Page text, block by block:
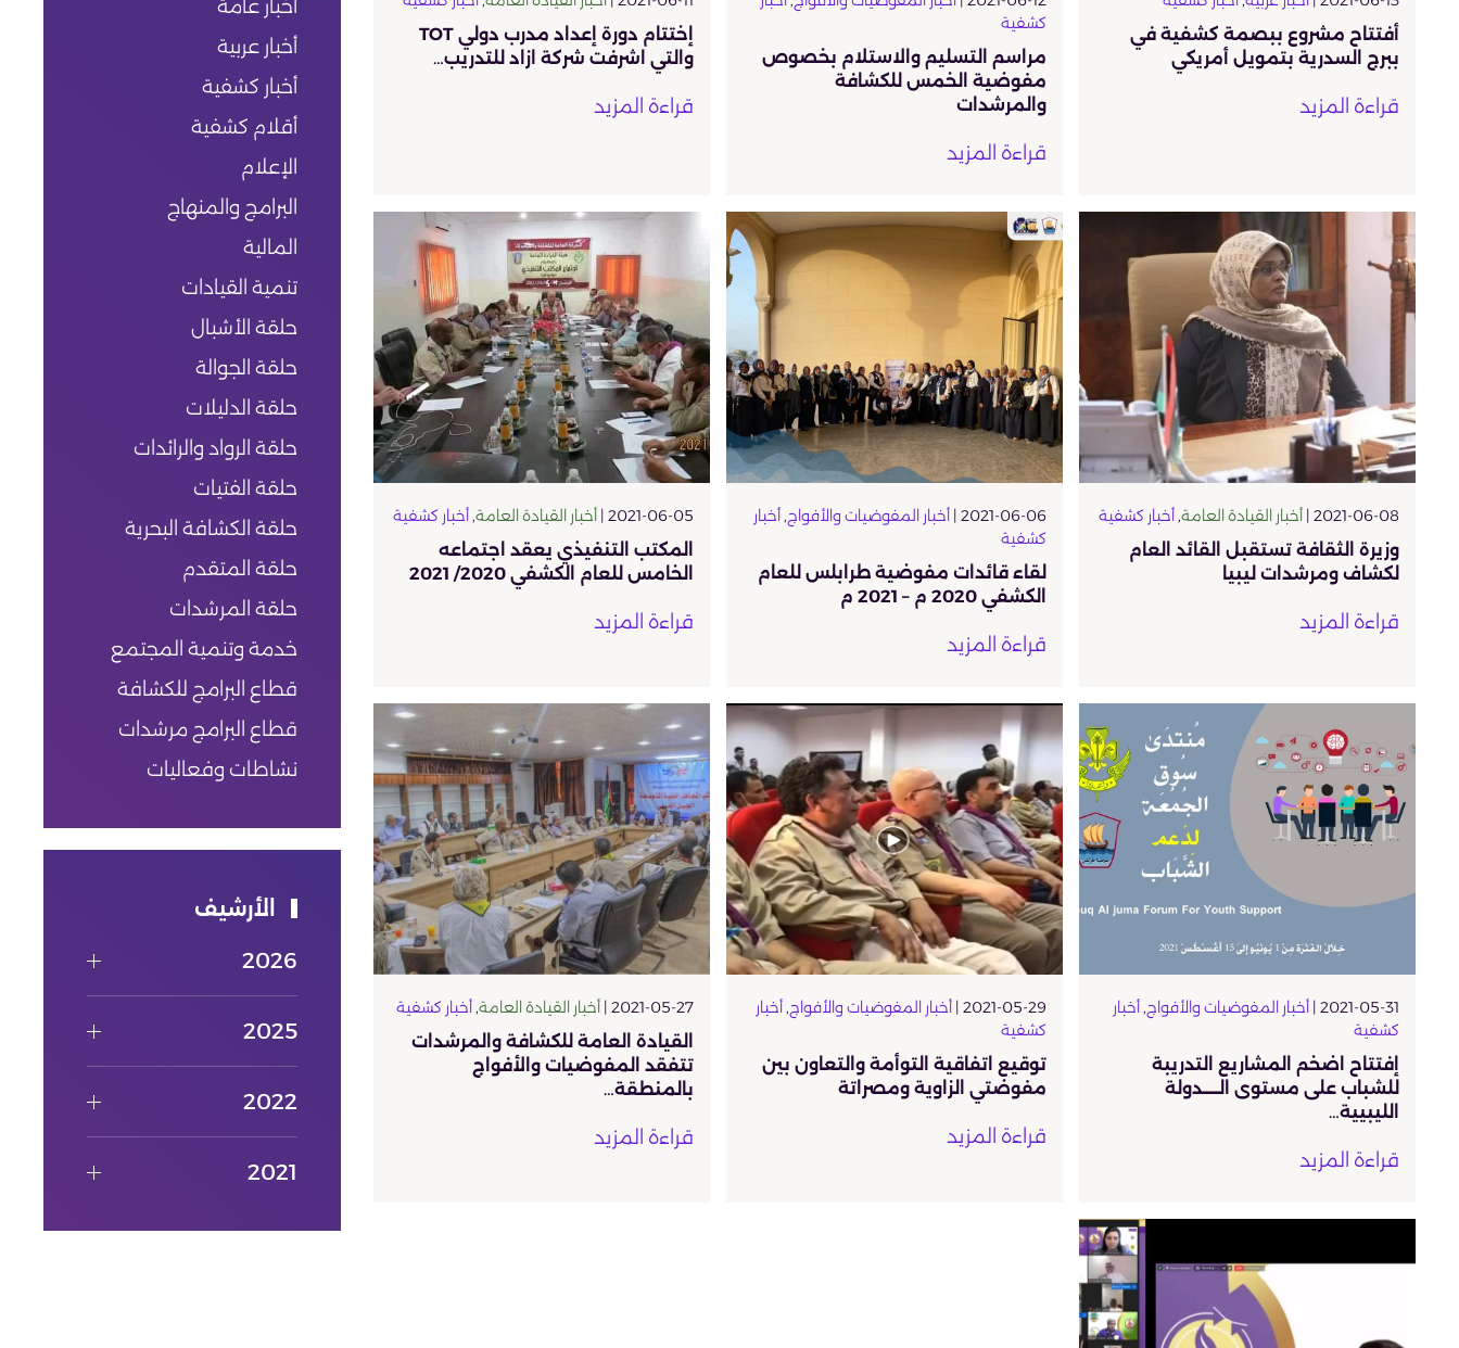
أفتتاح مشروع ببصمة كشفية في
ببرج السدرية بتمويل أمريكي
قراءة المزيد
كشفية
مراسم التسليم والاستلام بخصوص
مفوضية الخمس للكشافة
والمرشدات
قراءة المزيد
إختتام دورة إعداد مدرب دولي TOT
والتي اشرفت شركة ازاد للتدريب…
قراءة المزيد
2021-06-08 | أخبار القيادة العامة,أخبار كشفية
وزيرة الثقافة تستقبل القائد العام
لكشاف ومرشدات ليبيا
قراءة المزيد
2021-06-06 | أخبار المفوضيات والأفواج,أخبار
كشفية
لقاء قائدات مفوضية طرابلس للعام
الكشفي 2020 م – 2021 م
قراءة المزيد
2021-06-05 | أخبار القيادة العامة,أخبار كشفية
المكتب التنفيذي يعقد اجتماعه
الخامس للعام الكشفي 2020/ 2021
قراءة المزيد
2021-05-31 | أخبار المفوضيات والأفواج,أخبار
كشفية
إفتتاح اضخم المشاريع التدريبة
للشباب على مستوى الـــــدولة
الليبيية…
قراءة المزيد
2021-05-29 | أخبار المفوضيات والأفواج,أخبار
كشفية
توقيع اتفاقية التوأمة والتعاون بين
مفوضتي الزاوية ومصراتة
قراءة المزيد
2021-05-27 | أخبار القيادة العامة,أخبار كشفية
القيادة العامة للكشافة والمرشدات
تتفقد المفوضيات والأفواج
بالمنطقة…
قراءة المزيد
أخبار عامة
أخبار عربية
أخبار كشفية
أقلام كشفية
الإعلام
البرامج والمنهاج
المالية
تنمية القيادات
حلقة الأشبال
حلقة الجوالة
حلقة الدليلات
حلقة الرواد والرائدات
حلقة الفتيات
حلقة الكشافة البحرية
حلقة المتقدم
حلقة المرشدات
خدمة وتنمية المجتمع
قطاع البرامج للكشافة
قطاع البرامج مرشدات
نشاطات وفعاليات
الأرشيف
2026
2025
2022
2021